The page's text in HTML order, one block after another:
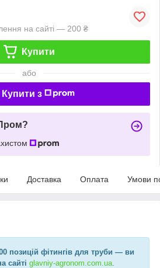
на сайті — 200 ₴
Купити
або
Купити з
Доставка Оплата Умови
позицій фітингів для труби — ви
сайті glavniy-agronom.com.ua​